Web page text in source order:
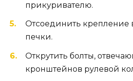
прикуривателю.
Отсоединить крепление
печки.
Открутить болты,
кронштейнов рулевой